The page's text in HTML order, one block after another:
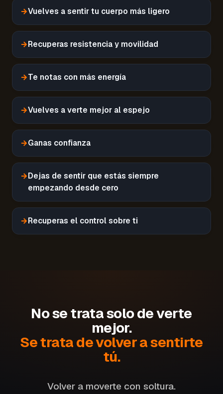
→Vuelves a sentir tu cuerpo más ligero
→Recuperas resistencia y movilidad
→Te notas con más energía
→Vuelves a verte mejor al espejo
→Ganas confianza
→Dejas de sentir que estás siempre
empezando desde cero
→Recuperas el control sobre ti
No se trata solo de verte
mejor.
Se trata de volver a sentirte
tú.
Volver a moverte con soltura.